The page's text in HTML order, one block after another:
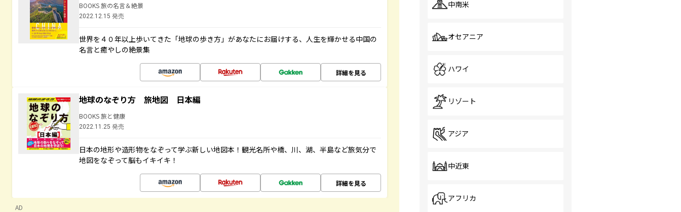
BOOKS 旅の名言＆絶景
2022.12.15 発売
世界を４０年以上歩いてきた「地球の歩き方」があなたにお届けする、人生を輝かせる中国の
名言と癒やしの絶景集
詳細を見る
地球のなぞり方 旅地図 日本編
BOOKS 旅と健康
2022.11.25 発売
日本の地形や造形物をなぞって学ぶ新しい地図本！観光名所や橋、川、湖、半島など旅気分で
地図をなぞって脳もイキイキ！
詳細を見る
AD
中南米
オセアニア
ハワイ
リゾート
アジア
中近東
アフリカ